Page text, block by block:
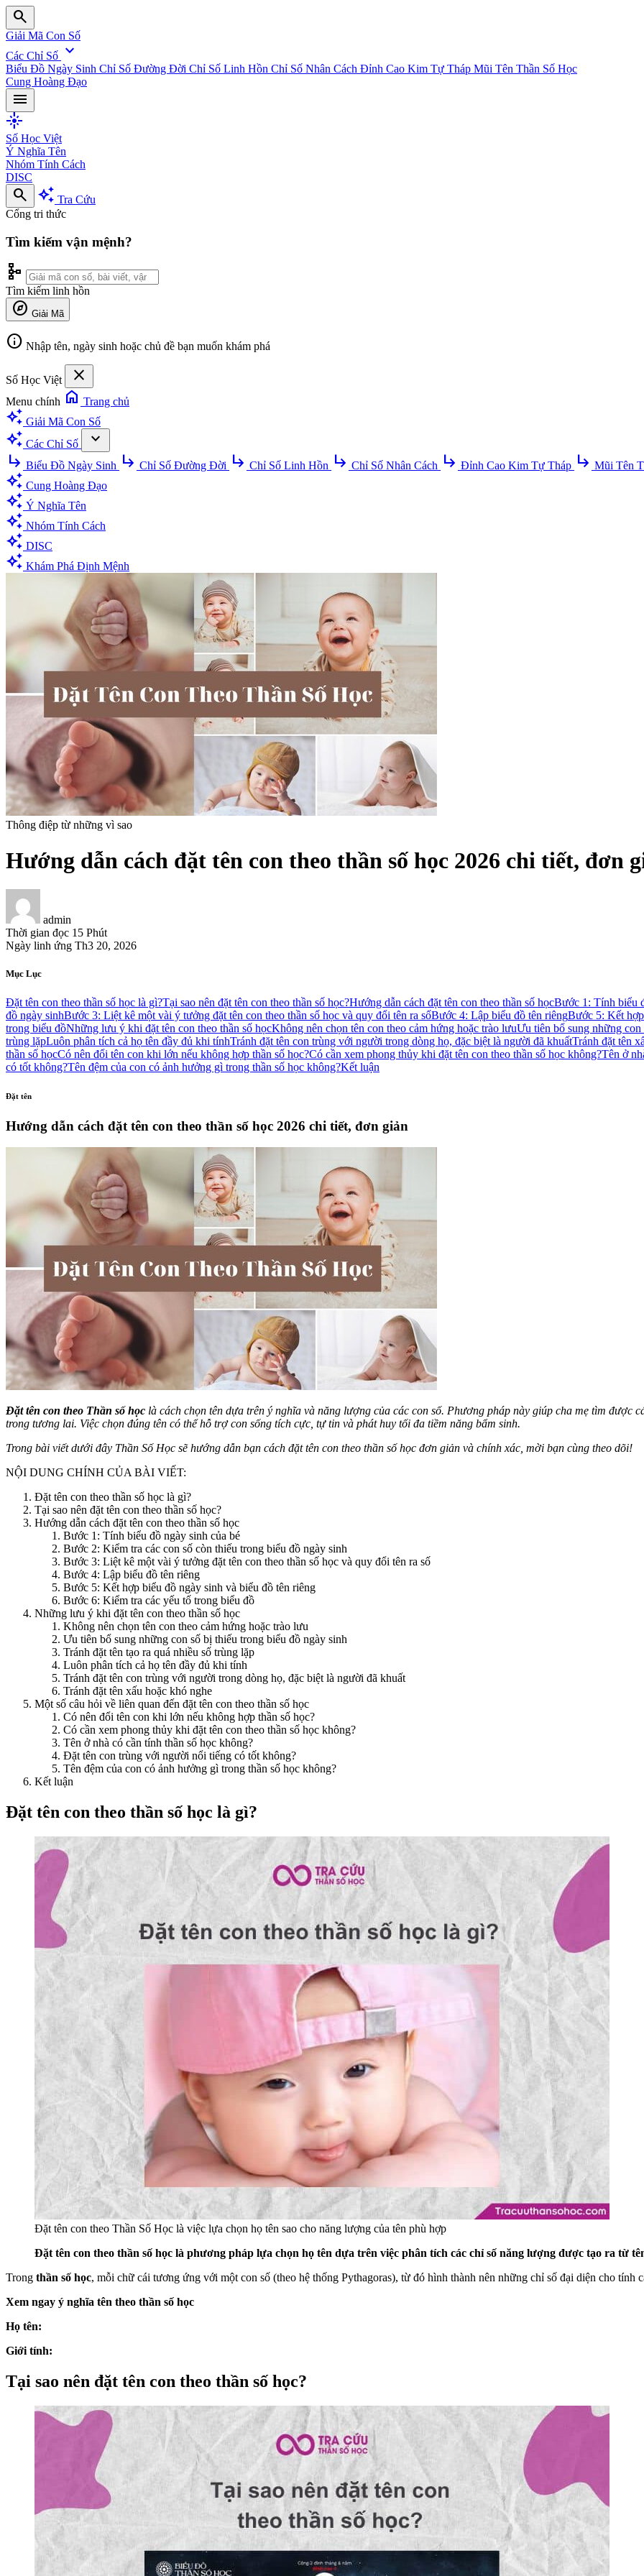
search
Giải Mã Con Số
Các Chỉ Số expand_more
Biểu Đồ Ngày Sinh Chỉ Số Đường Đời Chỉ Số Linh Hồn Chỉ Số Nhân Cách Đỉnh Cao Kim Tự Tháp Mũi Tên Thần Số Học
Cung Hoàng Đạo
menu
flare
Số Học Việt
Ý Nghĩa Tên
Nhóm Tính Cách
DISC
search auto_awesome Tra Cứu
Cổng tri thức
Tìm kiếm vận mệnh?
schema
Tìm kiếm linh hồn
explore Giải Mã
info Nhập tên, ngày sinh hoặc chủ đề bạn muốn khám phá
Số Học Việt close
Menu chính home Trang chủ
auto_awesome Giải Mã Con Số
auto_awesome Các Chỉ Số
expand_more
subdirectory_arrow_right Biểu Đồ Ngày Sinh subdirectory_arrow_right Chỉ Số Đường Đời subdirectory_arrow_right Chỉ Số Linh Hồn subdirectory_arrow_right Chỉ Số Nhân Cách subdirectory_arrow_right Đỉnh Cao Kim Tự Tháp subdirectory_arrow_right Mũi Tên
auto_awesome Cung Hoàng Đạo
auto_awesome Ý Nghĩa Tên
auto_awesome Nhóm Tính Cách
auto_awesome DISC
auto_awesome Khám Phá Định Mệnh
Thông điệp từ những vì sao
Hướng dẫn cách đặt tên con theo thần số học 2026 chi tiết, đơn
admin
Thời gian đọc 15 Phút
Ngày linh ứng Th3 20, 2026
Mục Lục
Đặt tên con theo thần số học là gì?Tại sao nên đặt tên con theo thần số học?Hướng dẫn cách đặt tên con theo thần số họcBước 1: Tính biểu
đồ ngày sinhBước 3: Liệt kê một vài ý tưởng đặt tên con theo thần số học và quy đổi tên ra sốBước 4: Lập biểu đồ tên riêngBước 5: Kết
trong biểu đồNhững lưu ý khi đặt tên con theo thần số họcKhông nên chọn tên con theo cảm hứng hoặc trào lưuƯu tiên bổ sung những
trùng lặpLuôn phân tích cả họ tên đầy đủ khi tínhTránh đặt tên con trùng với người trong dòng họ, đặc biệt là người đã khuấtTránh đặt tên
thần số họcCó nên đổi tên con khi lớn nếu không hợp thần số học?Có cần xem phong thủy khi đặt tên con theo thần số học không?Tên ở
có tốt không?Tên đệm của con có ảnh hưởng gì trong thần số học không?Kết luận
Đặt tên
Hướng dẫn cách đặt tên con theo thần số học 2026 chi tiết, đơn giản
Đặt tên con theo Thần số học là cách chọn tên dựa trên ý nghĩa và năng lượng của các con số. Phương pháp này giúp cha mẹ tìm được
trong tương lai. Việc chọn đúng tên có thể hỗ trợ con sống tích cực, tự tin và phát huy tối đa tiềm năng bẩm sinh.
Trong bài viết dưới đây Thần Số Học sẽ hướng dẫn bạn cách đặt tên con theo thần số học đơn giản và chính xác, mời bạn cùng theo dõi!
NỘI DUNG CHÍNH CỦA BÀI VIẾT:
Đặt tên con theo thần số học là gì?
Tại sao nên đặt tên con theo thần số học?
Hướng dẫn cách đặt tên con theo thần số học
Bước 1: Tính biểu đồ ngày sinh của bé
Bước 2: Kiểm tra các con số còn thiếu trong biểu đồ ngày sinh
Bước 3: Liệt kê một vài ý tưởng đặt tên con theo thần số học và quy đổi tên ra số
Bước 4: Lập biểu đồ tên riêng
Bước 5: Kết hợp biểu đồ ngày sinh và biểu đồ tên riêng
Bước 6: Kiểm tra các yếu tố trong biểu đồ
Những lưu ý khi đặt tên con theo thần số học
Không nên chọn tên con theo cảm hứng hoặc trào lưu
Ưu tiên bổ sung những con số bị thiếu trong biểu đồ ngày sinh
Tránh đặt tên tạo ra quá nhiều số trùng lặp
Luôn phân tích cả họ tên đầy đủ khi tính
Tránh đặt tên con trùng với người trong dòng họ, đặc biệt là người đã khuất
Tránh đặt tên xấu hoặc khó nghe
Một số câu hỏi về liên quan đến đặt tên con theo thần số học
Có nên đổi tên con khi lớn nếu không hợp thần số học?
Có cần xem phong thủy khi đặt tên con theo thần số học không?
Tên ở nhà có cần tính thần số học không?
Đặt tên con trùng với người nổi tiếng có tốt không?
Tên đệm của con có ảnh hưởng gì trong thần số học không?
Kết luận
Đặt tên con theo thần số học là gì?
Đặt tên con theo Thần Số Học là việc lựa chọn họ tên sao cho năng lượng của tên phù hợp
Đặt tên con theo thần số học là phương pháp lựa chọn họ tên dựa trên việc phân tích các chỉ số năng lượng được tạo ra từ
Trong thần số học, mỗi chữ cái tương ứng với một con số (theo hệ thống Pythagoras), từ đó hình thành nên những chỉ số đại diện cho tính
Xem ngay ý nghĩa tên theo thần số học
Họ tên:
Giới tính:
Tại sao nên đặt tên con theo thần số học?